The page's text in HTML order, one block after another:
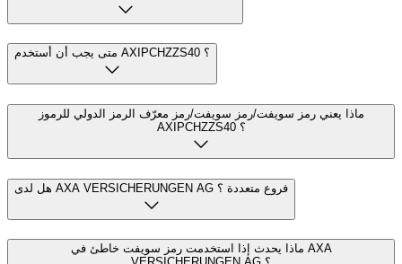
متى يجب أن أستخدم AXIPCHZZS40 ؟
ماذا يعني رمز سويفت/رمز سويفت/رمز معرّف الرمز الدولي للرموز
AXIPCHZZS40 ؟
هل لدى AXA VERSICHERUNGEN AG فروع متعددة ؟
ماذا يحدث إذا استخدمت رمز سويفت خاطئ في AXA